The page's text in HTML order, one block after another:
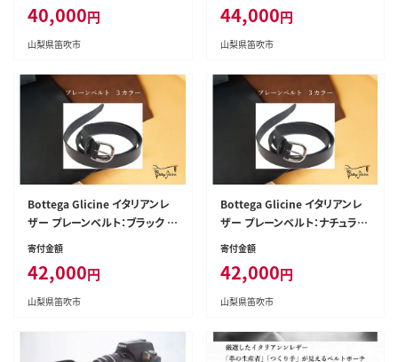
40,000円
山梨県笛吹市
44,000円
山梨県笛吹市
Bottega Glicine イタリアンレ
ザー プレーンベルト：ブラック 1
72-004-black
寄付金額
42,000円
山梨県笛吹市
Bottega Glicine イタリアンレ
ザー プレーンベルト：ナチュラル
172-004-natural
寄付金額
42,000円
山梨県笛吹市